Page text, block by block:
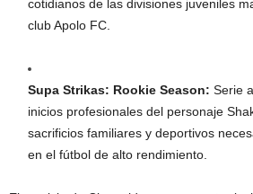
cotidianos de las divisiones juveniles
club Apolo FC.
Supa Strikas: Rookie Season: Serie
inicios profesionales del personaje
sacrificios familiares y deportivos
en el fútbol de alto rendimiento.